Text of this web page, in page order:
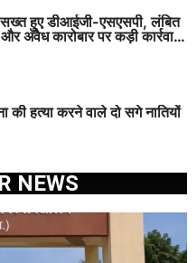
सख्त हुए डीआईजी-एसएसपी, लंबित
अवैध कारोबार पर कड़ी कार्रवाई
की हत्या करने वाले दो सगे नातियों
NEWS